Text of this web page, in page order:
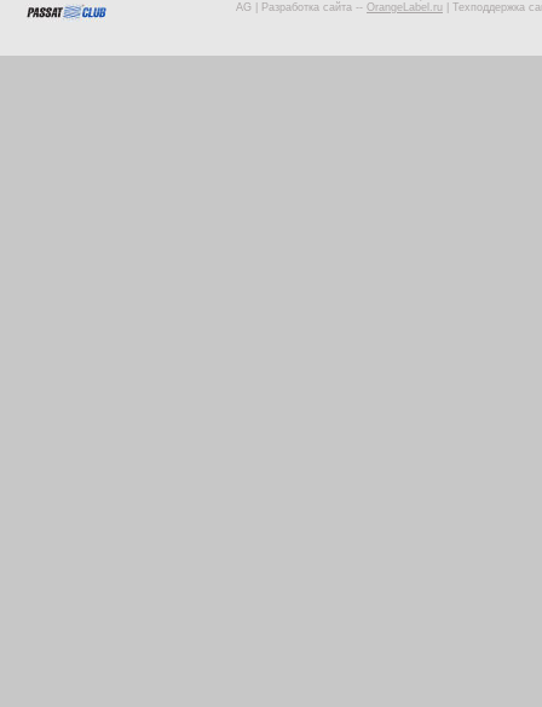
AG |
Разработка сайта -- OrangeLabel.ru Техподдержка